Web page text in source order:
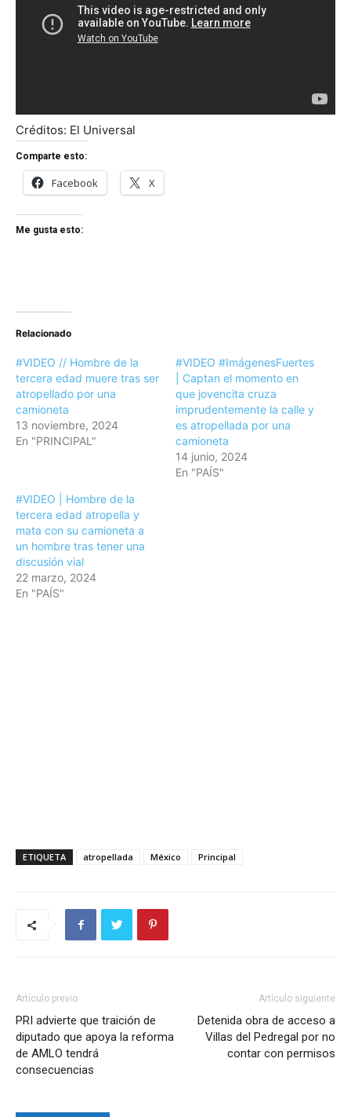
Créditos: El Universal
Comparte esto:
Facebook X
Me gusta esto:
Relacionado
#VIDEO // Hombre de la
tercera edad muere tras ser
atropellado por una
camioneta
13 noviembre, 2024
En "PRINCIPAL"
#VIDEO #ImágenesFuertes
| Captan el momento en
que jovencita cruza
imprudentemente la calle y
es atropellada por una
camioneta
14 junio, 2024
En "PAÍS"
#VIDEO | Hombre de la
tercera edad atropella y
mata con su camioneta a
un hombre tras tener una
discusión vial
22 marzo, 2024
En "PAÍS"
ETIQUETA atropellada México Principal
Artículo previo
PRI advierte que traición de
diputado que apoya la reforma
de AMLO tendrá
consecuencias
Artículo siguiente
Detenida obra de acceso a
Villas del Pedregal por no
contar con permisos